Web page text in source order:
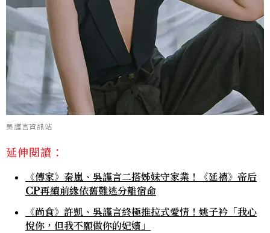
吳謹言資訊站
延伸閱讀：
《傳家》秦嵐、吳謹言二搭姊妹守家業！《延禧》帝后
CP再續前緣依舊難逃分離宿命
《尚食》許凱、吳謹言終極推拉式愛情！姚子衿「我心
悅你，但我不願做你的妃嬪」